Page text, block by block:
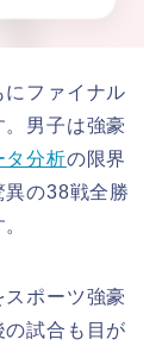
にファイナル
男子は強豪
タ分析の限界
異の38戦全勝
ポーツ強豪
試合も目が